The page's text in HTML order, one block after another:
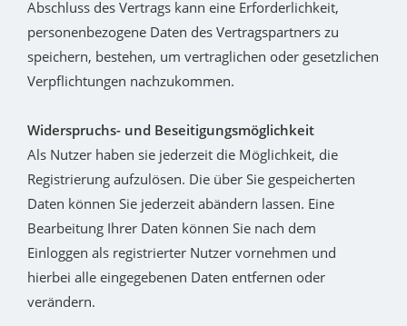
Abschluss des Vertrags kann eine Erforderlichkeit,
personenbezogene Daten des Vertragspartners zu
speichern, bestehen, um vertraglichen oder gesetzlichen
Verpflichtungen nachzukommen.
Widerspruchs- und Beseitigungsmöglichkeit
Als Nutzer haben sie jederzeit die Möglichkeit, die
Registrierung aufzulösen. Die über Sie gespeicherten
Daten können Sie jederzeit abändern lassen. Eine
Bearbeitung Ihrer Daten können Sie nach dem
Einloggen als registrierter Nutzer vornehmen und
hierbei alle eingegebenen Daten entfernen oder
verändern.